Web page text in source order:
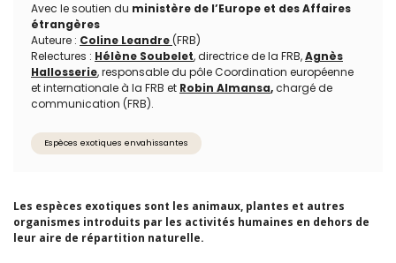
Avec le soutien du ministère de l’Europe et des Affaires
étrangères
Auteure : Coline Leandre(FRB)
Relectures : Hélène Soubelet, directrice de la FRB,Agnès
Hallosserie, responsable du pôle Coordination européenne
et internationale à la FRB et Robin Almansa,chargé de
communication (FRB).
Espèces exotiques envahissantes
Les espèces exotiques sont les animaux, plantes et autres
organismes introduits par les activités humaines en dehors de
leur aire de répartition naturelle.